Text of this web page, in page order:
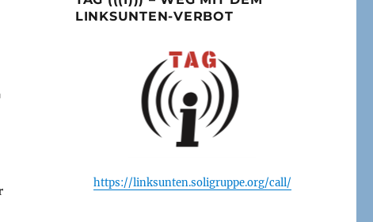
LINKSUNTEN-VERBOT
https://linksunten.soligruppe.org/call/